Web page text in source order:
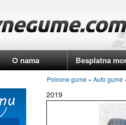
O nama Besplatna
Polovne gume » Auto gume
2019